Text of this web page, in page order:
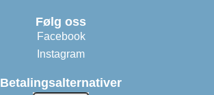
Følg oss
Facebook
Instagram
Betalingsalternativer